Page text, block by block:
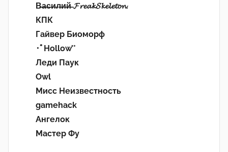
В̶а̶с̶и̶л̶и̶й̶ 𝓕𝓻𝓮𝓪𝓴𝓢𝓴𝓮𝓵𝓮𝓽𝓸𝓷.
КПК
Гайвер Биоморф
･ﾟHollow’°
Леди Паук
Owl
Мисс Неизвестность
gamehack
Ангелок
Мастер Фу